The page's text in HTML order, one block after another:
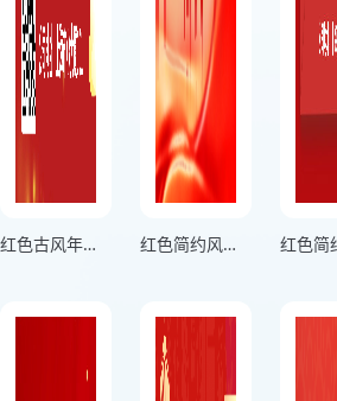
红色古风年度晚会节目单活动宣传海报 红色简约风企业年度节目单活动宣传海报